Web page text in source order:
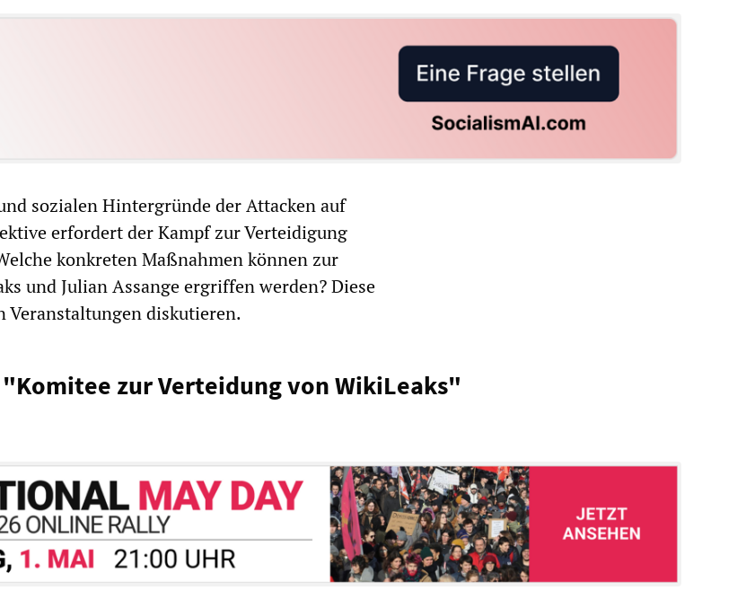
sozialen Hintergründe der Attacken auf
erfordert der Kampf zur Verteidigung
konkreten Maßnahmen können zur
und Julian Assange ergriffen werden? Diese
Veranstaltungen diskutieren.
zur Verteidung von WikiLeaks"